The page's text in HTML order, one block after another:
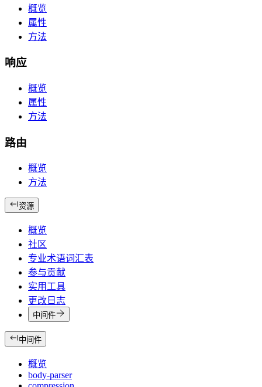
概览
属性
方法
响应
概览
属性
方法
路由
概览
方法
资源
概览
社区
专业术语词汇表
参与贡献
实用工具
更改日志
中间件
中间件
概览
body-parser